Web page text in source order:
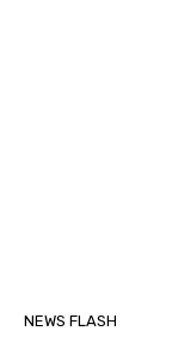
NEWS FLASH